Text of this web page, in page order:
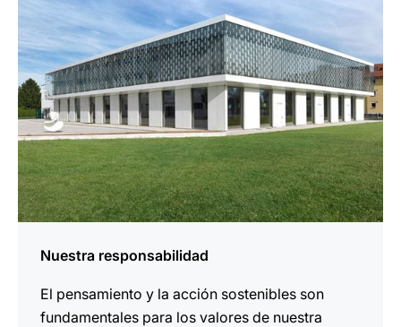
Nuestra responsabilidad
El pensamiento y la acción sostenibles son
fundamentales para los valores de nuestra